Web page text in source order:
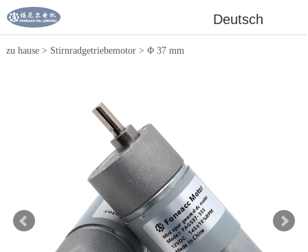
Deutsch
zu hause> Stirnradgetriebemotor> Φ 37 mm